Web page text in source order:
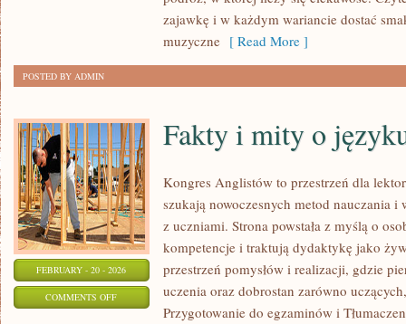
TŁUMACZENIAzajawkę i w każdym wariancie dostać
muzyczne [ Read More ]
POSTED BY ADMIN
FEBRUARY - 20 - 2026
COMMENTS OFFON
Fakty i mity o
Kongres Anglistów to przestrzeń dla
szukają nowoczesnych metod nauczania
z uczniami. Strona powstała z myślą o
kompetencje i traktują dydaktykę jako
przestrzeń pomysłów i realizacji, gdzie
uczenia oraz dobrostan zarówno
Przygotowanie do egzaminów i